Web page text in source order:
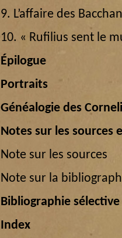
9. L’affaire des
10. « Rufilius sent le
Épilogue
Portraits
Généalogie des
Notes sur les sources
Note sur les sources
Note sur la
Bibliographie sélective
Index